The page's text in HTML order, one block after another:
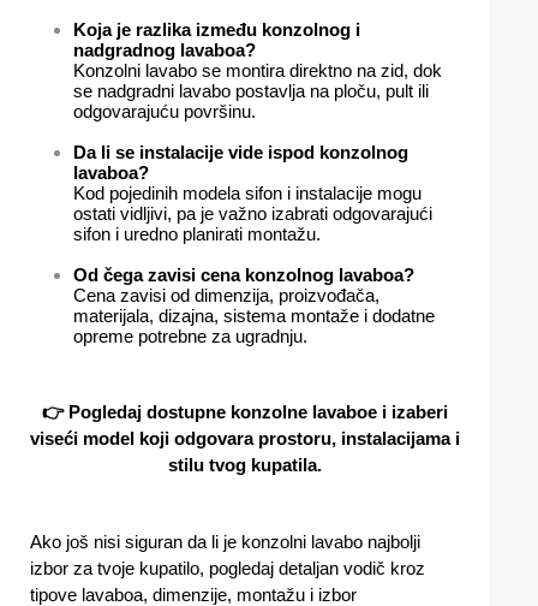
Koja je razlika između konzolnog i
nadgradnog lavaboa?
Konzolni lavabo se montira direktno na zid, dok
se nadgradni lavabo postavlja na ploču, pult ili
odgovarajuću površinu.
Da li se instalacije vide ispod konzolnog
lavaboa?
Kod pojedinih modela sifon i instalacije mogu
ostati vidljivi, pa je važno izabrati odgovarajući
sifon i uredno planirati montažu.
Od čega zavisi cena konzolnog lavaboa?
Cena zavisi od dimenzija, proizvođača,
materijala, dizajna, sistema montaže i dodatne
opreme potrebne za ugradnju.
👉 Pogledaj dostupne konzolne lavaboe i izaberi
viseći model koji odgovara prostoru, instalacijama i
stilu tvog kupatila.
Ako još nisi siguran da li je konzolni lavabo najbolji
izbor za tvoje kupatilo, pogledaj detaljan vodič kroz
tipove lavaboa, dimenzije, montažu i izbor